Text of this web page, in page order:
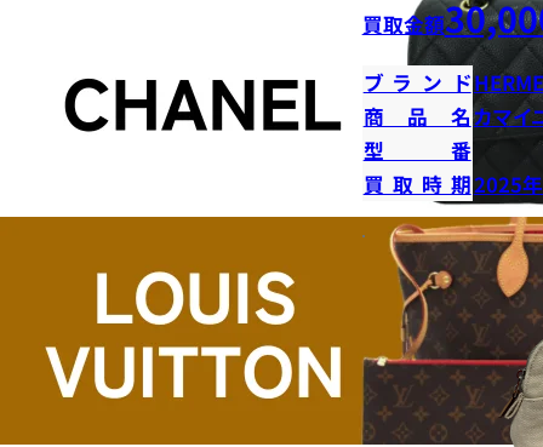
買取金額
ブランド
商品名カマイ
型番
買取時期2025